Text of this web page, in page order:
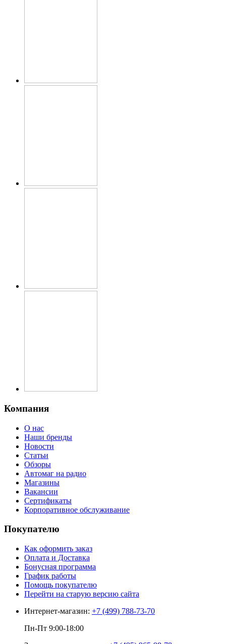
Компания
О нас
Наши бренды
Новости
Статьи
Обзоры
Автомаг на радио
Магазины
Вакансии
Сертификаты
Корпоративное обслуживание
Покупателю
Как оформить заказ
Оплата и Доставка
Бонусная программа
График работы
Помощь покупателю
Перейти на старую версию сайта
Интернет-магазин: +7 (499) 788-73-70
Пн-Пт 9:00-18:00